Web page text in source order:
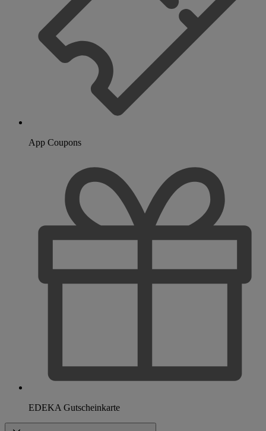
App Coupons
EDEKA Gutscheinkarte